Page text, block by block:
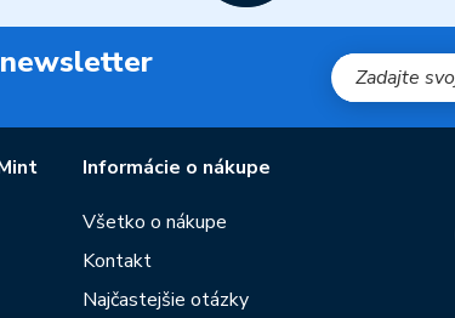
Informácie o nákupe
Všetko o nákupe
Kontakt
Najčastejšie otázky